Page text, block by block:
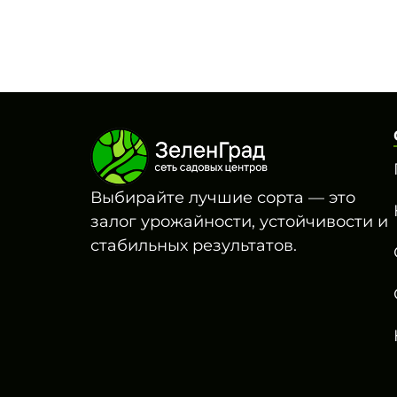
Выбирайте лучшие сорта — это
залог урожайности, устойчивости и
стабильных результатов.